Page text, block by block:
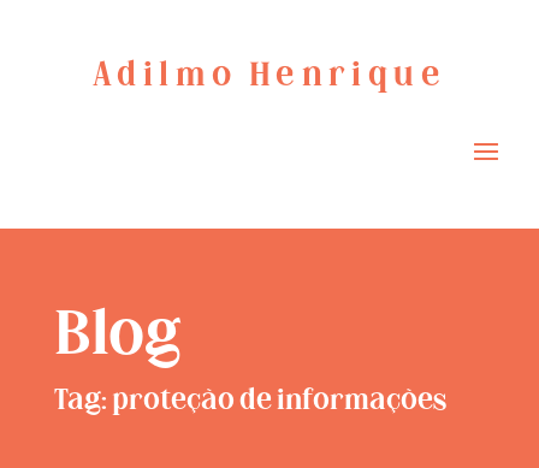
Adilmo Henrique
Blog
Tag: proteção de informações